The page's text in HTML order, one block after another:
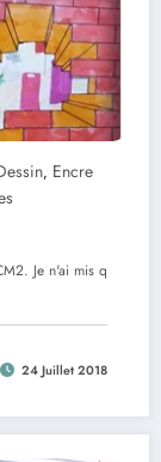
, Encre
Je n'ai mis q
24 Juillet 2018